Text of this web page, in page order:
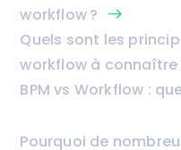
workflow ? east
Quels sont les
workflow à connaître
BPM vs Workflow :
Pourquoi de